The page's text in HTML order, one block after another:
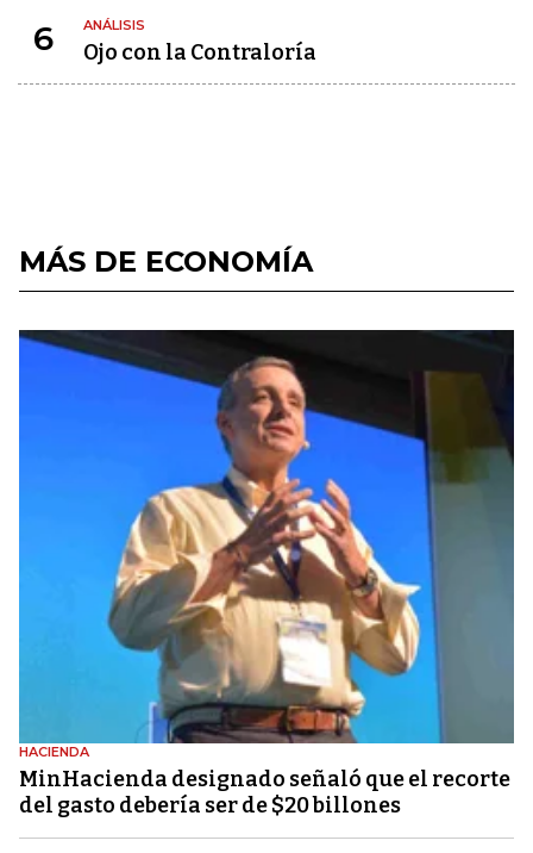
6 ANÁLISIS
Ojo con la Contraloría
MÁS DE ECONOMÍA
HACIENDA
MinHacienda designado señaló que el recorte
del gasto debería ser de $20 billones